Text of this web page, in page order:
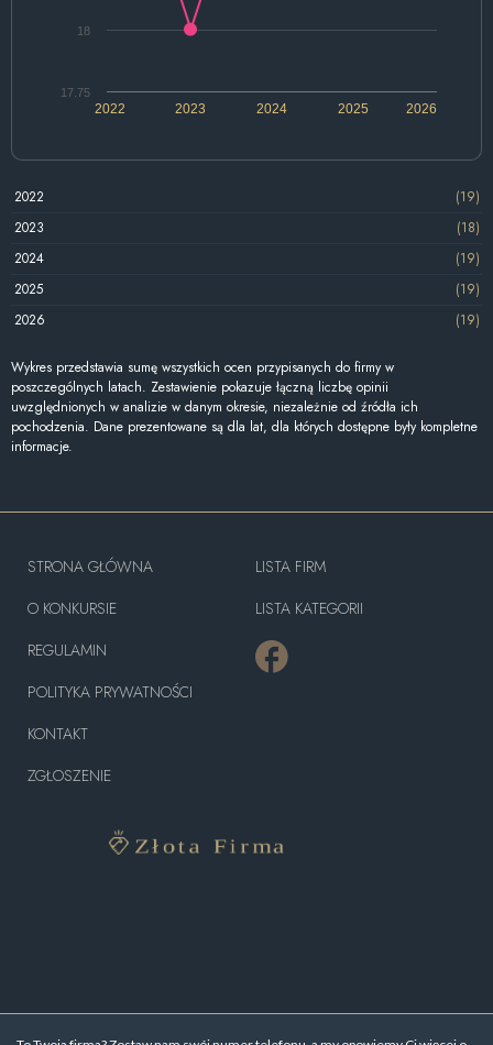
2022 2024 2026
2023 2025
17.75
18
2022
(19)
2023
(18)
2024
(19)
2025
(19)
2026
(19)
Wykres przedstawia sumę wszystkich ocen przypisanych do firmy w
poszczególnych latach. Zestawienie pokazuje łączną liczbę opinii
uwzględnionych w analizie w danym okresie, niezależnie od źródła ich
pochodzenia. Dane prezentowane są dla lat, dla których dostępne były kompletne
informacje.
STRONA GŁÓWNA
O KONKURSIE
REGULAMIN
POLITYKA PRYWATNOŚCI
KONTAKT
ZGŁOSZENIE
LISTA FIRM
LISTA KATEGORII